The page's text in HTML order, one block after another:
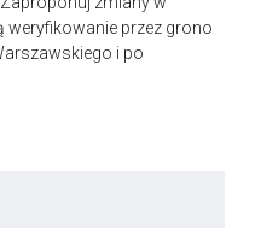
weryfikowanie przez grono
i po